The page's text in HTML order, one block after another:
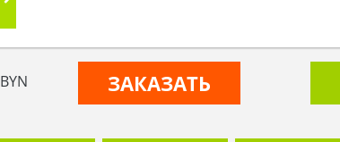
BYN ЗАКАЗАТЬ